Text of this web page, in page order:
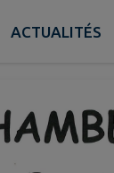
Recherche
ACTUALITÉS
02